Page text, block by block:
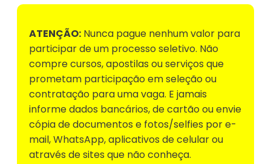
ATENÇÃO: Nunca pague nenhum valor para
participar de um processo seletivo. Não
compre cursos, apostilas ou serviços que
prometam participação em seleção ou
contratação para uma vaga. E jamais
informe dados bancários, de cartão ou envie
cópia de documentos e fotos/selfies por e-
mail, WhatsApp, aplicativos de celular ou
através de sites que não conheça.